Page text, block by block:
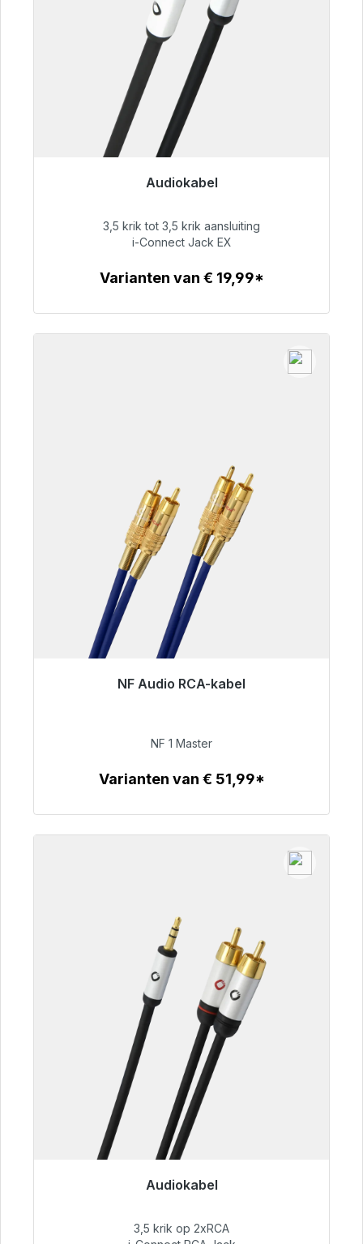
Audiokabel
Klaar voor onmiddellijke verzending, levertijd
€ 51,99
3,5 krik tot 3,5 krik aansluiting
i-Connect Jack EX
Varianten van € 19,99*
NF Audio RCA-kabel
Klaar voor onmiddellijke verzending, levertijd
€ 99,00
NF 1 Master
Varianten van € 51,99*
Audiokabel
Klaar voor onmiddellijke verzending, levertijd
3,5 krik op 2xRCA